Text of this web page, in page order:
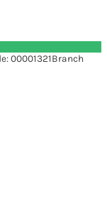
00001321Branch